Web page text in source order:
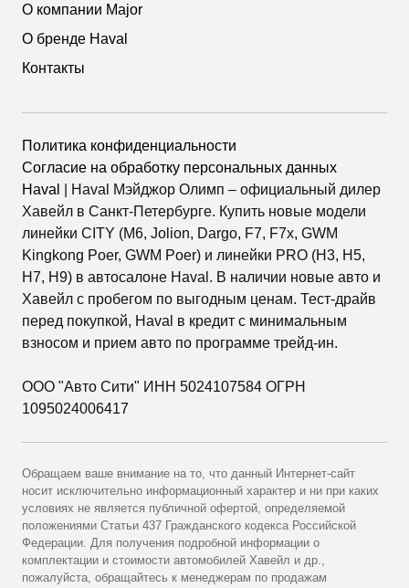
О компании Major
О бренде Haval
Контакты
Политика конфиденциальности
Согласие на обработку персональных данных
Haval
| Haval Мэйджор Олимп – официальный дилер
Хавейл в Санкт-Петербурге. Купить новые модели
линейки CITY (M6, Jolion, Dargo, F7, F7x, GWM
Kingkong Poer, GWM Poer) и линейки PRO (H3, H5,
H7, H9) в автосалоне Haval. В наличии новые авто и
Хавейл с пробегом по выгодным ценам. Тест-драйв
перед покупкой, Haval в кредит с минимальным
взносом и прием авто по программе трейд-ин.
ООО "Авто Сити" ИНН 5024107584 ОГРН
1095024006417
Обращаем ваше внимание на то, что данный Интернет-сайт
носит исключительно информационный характер и ни при каких
условиях не является публичной офертой, определяемой
положениями Статьи 437 Гражданского кодекса Российской
Федерации. Для получения подробной информации о
комплектации и стоимости автомобилей Хавейл и др.,
пожалуйста, обращайтесь к менеджерам по продажам